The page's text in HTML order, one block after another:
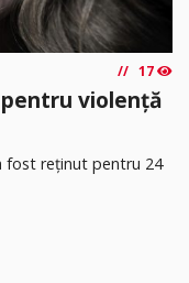
17
violență
fost reținut pentru 24